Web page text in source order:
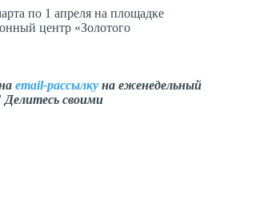
по 1 апреля на площадке
центр «Золотого
email-рассылку на еженедельный
Делитесь своими